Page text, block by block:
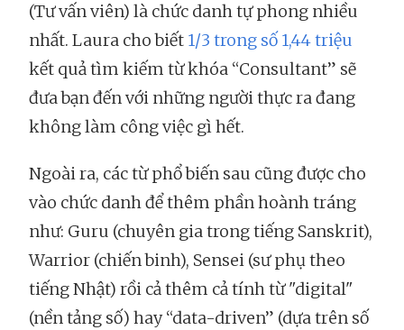
(Tư vấn viên) là chức danh tự phong nhiều
nhất. Laura cho biết 1/3 trong số 1,44 triệu
kết quả tìm kiếm từ khóa “Consultant” sẽ
đưa bạn đến với những người thực ra đang
không làm công việc gì hết.
Ngoài ra, các từ phổ biến sau cũng được cho
vào chức danh để thêm phần hoành tráng
như: Guru (chuyên gia trong tiếng Sanskrit),
Warrior (chiến binh), Sensei (sư phụ theo
tiếng Nhật) rồi cả thêm cả tính từ "digital"
(nền tảng số) hay “data-driven” (dựa trên số